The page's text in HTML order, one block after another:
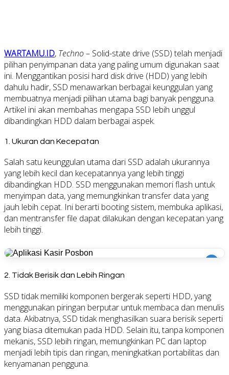
WARTAMU.ID, Techno– Solid-state drive (SSD) telah menjadi
pilihan penyimpanan data yang paling umum digunakan saat
ini. Menggantikan posisi hard disk drive (HDD) yang lebih
dahulu hadir, SSD menawarkan berbagai keunggulan yang
membuatnya menjadi pilihan utama bagi banyak pengguna.
Artikel ini akan membahas mengapa SSD lebih unggul
dibandingkan HDD dalam berbagai aspek.
1. Ukuran dan Kecepatan
Salah satu keunggulan utama dari SSD adalah ukurannya
yang lebih kecil dan kecepatannya yang lebih tinggi
dibandingkan HDD. SSD menggunakan memori flash untuk
menyimpan data, yang memungkinkan transfer data yang
jauh lebih cepat. Ini berarti booting sistem, membuka aplikasi,
dan mentransfer file dapat dilakukan dengan kecepatan yang
lebih tinggi.
i
2. Tidak Berisik dan Lebih Ringan
SSD tidak memiliki komponen bergerak seperti HDD, yang
menggunakan piringan berputar untuk membaca dan menulis
data. Akibatnya, SSD tidak menghasilkan suara berisik seperti
yang biasa ditemukan pada HDD. Selain itu, tanpa komponen
mekanis, SSD lebih ringan, memungkinkan PC dan laptop
menjadi lebih tipis dan ringan, meningkatkan portabilitas dan
kenyamanan pengguna.